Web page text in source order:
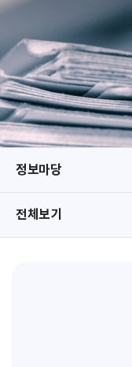
정보마당
전체보기